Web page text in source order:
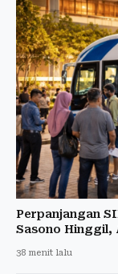
Perpanjangan
Sasono Hinggil,
38 menit lalu